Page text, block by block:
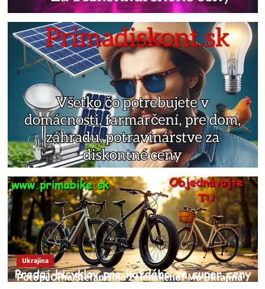
Ukrajina
Potopí Oľha Stefanišina Zelenského? Má Ukrajina